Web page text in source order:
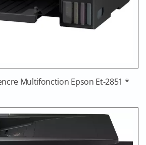
Multifonction Epson Et-2851 *